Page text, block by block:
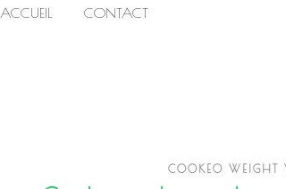
ACCUEIL CONTACT
COOKEO WEIGHT